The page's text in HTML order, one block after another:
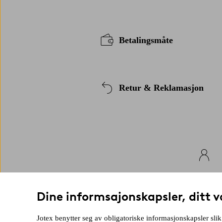
Dine informsajonskapsler, ditt
Jotex benytter seg av obligatoriske informasjonskapsler
Betalingsmåte
Retur & Reklamasjon
Her finner du informasjon om dine